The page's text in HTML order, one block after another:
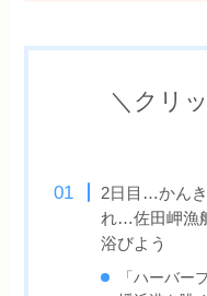
＼クリ
2日目…かん
れ…佐田岬漁
浴びよう
「ハーバー